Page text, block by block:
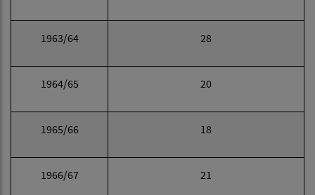
1963/64 28
1964/65 20
1965/66 18
1966/67 21